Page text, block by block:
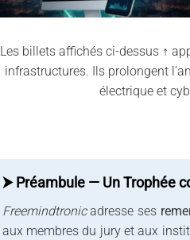
Les billets affichés ci-dessus ↑
infrastructures. Ils prolongent
électrique et
⮞ Préambule — Un Trophée
Freemindtronicadresse ses
aux membres du jury et aux